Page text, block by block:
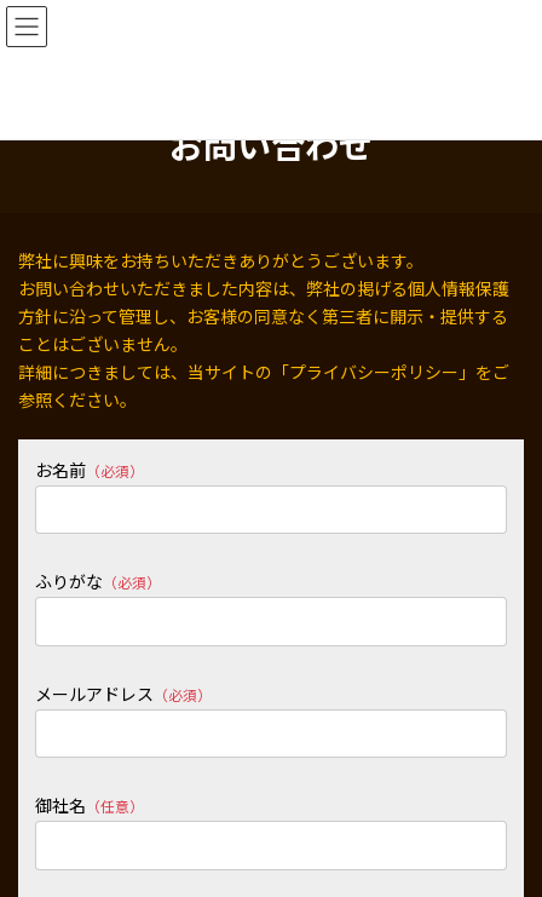
コ
ン
ナ
ビ
お問い合わせ
弊社に興味をお持ちいただきありがとうございます。
お問い合わせいただきました内容は、弊社の掲げる個人情報保護
方針に沿って管理し、お客様の同意なく第三者に開示・提供する
ことはございません。
詳細につきましては、当サイトの「プライバシーポリシー」をご
参照ください。
お名前 （必須）
ふりがな （必須）
メールアドレス （必須）
御社名 （任意）